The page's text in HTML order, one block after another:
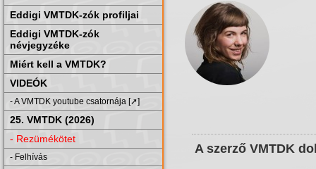
Eddigi VMTDK-zók profiljai
Eddigi VMTDK-zók
névjegyzéke
Miért kell a VMTDK?
VIDEÓK
- A VMTDK youtube csatornája [➚]
25. VMTDK (2026)
- Rezümékötet
- Felhívás
A szerző VMTDK